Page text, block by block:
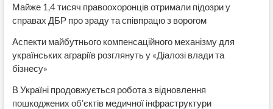
Майже 1,4 тисяч правоохоронців отримали підозри у
справах ДБР про зраду та співпрацю з ворогом
Аспекти майбутнього компенсаційного механізму для
українських аграріїв розглянуть у «Діалозі влади та
бізнесу»
В Україні продовжується робота з відновлення
пошкоджених об’єктів медичної інфраструктури